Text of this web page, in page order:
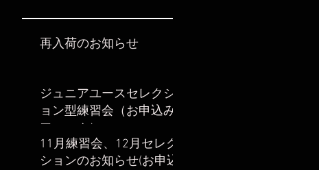
再入荷のお知らせ
ジュニアユースセレクシ
ョン型練習会（お申込み
フォーム）
11月練習会、12月セレク
ションのお知らせ(お申込